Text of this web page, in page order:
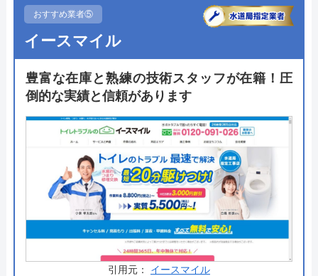
リフォームはまのでは、営業スタッフも専門資格を
所有しており、現場判断を迅速に実施。トイレリフ
ォームは最短半日で施工可能です。工事は現場調査
からアフターサービスまで、同じ技術営業者が担
当。商品代と工事費のコスト管理も徹底しており、
だわっています。
公式サイトで
料金詳細を見る
今すぐ電話で相談する
0120-32-3591
受付時間： 9:00〜18:00
おすすめ業者⑤
イースマイル
豊富な在庫と熟練の技術スタッフが在籍！圧
倒的な実績と信頼があります
引用元： イースマイル